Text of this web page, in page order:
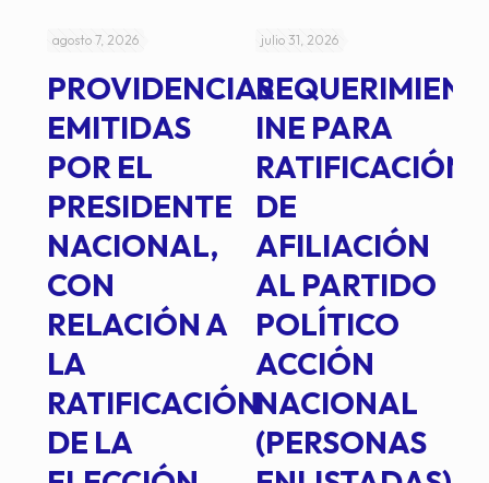
agosto 7, 2026
PROVIDENCIAS
EMITIDAS
POR EL
PRESIDENTE
NACIONAL,
CON
RELACIÓN A
LA
RATIFICACIÓN
DE LA
julio 31, 2026
INE PARA
RATIFICACIÓN
DE
AFILIACIÓN
AL PARTIDO
POLÍTICO
ACCIÓN
NACIONAL
(PERSONAS